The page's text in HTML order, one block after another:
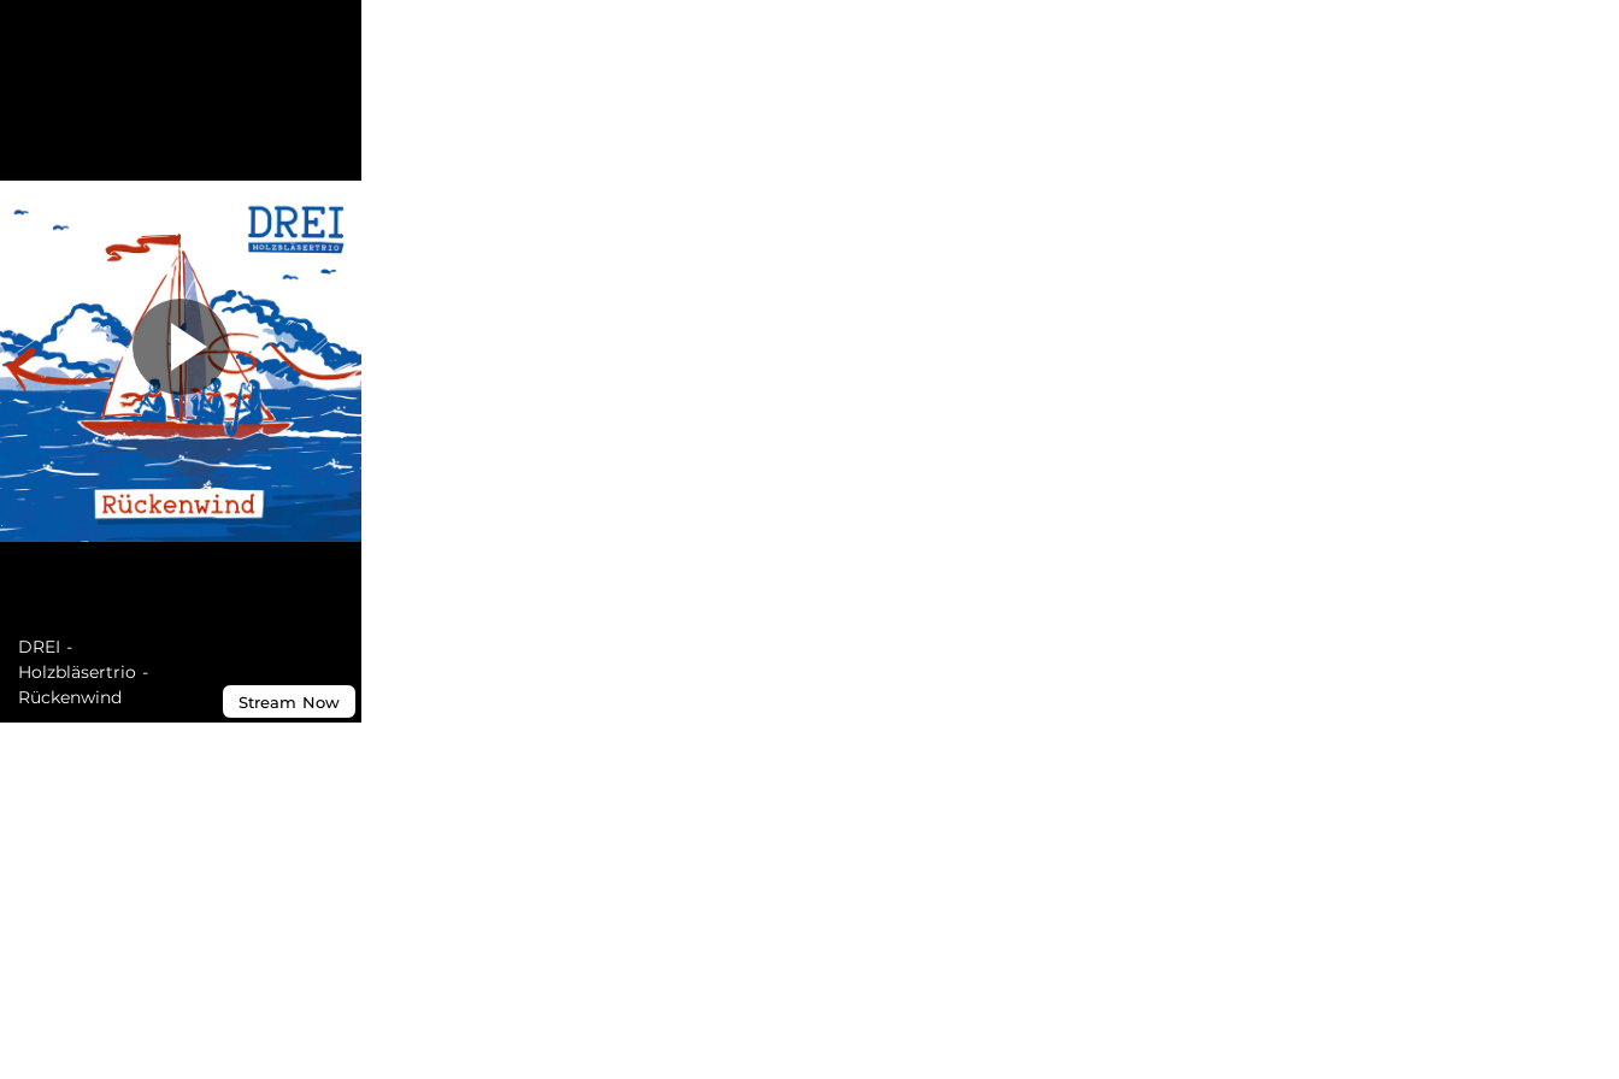
DREI -
Holzbläsertrio -
Rückenwind
Stream Now